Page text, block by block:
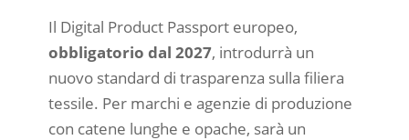
Il Digital Product Passport europeo,
obbligatorio dal 2027, introdurrà un
nuovo standard di trasparenza sulla filiera
tessile. Per marchi e agenzie di produzione
con catene lunghe e opache, sarà un